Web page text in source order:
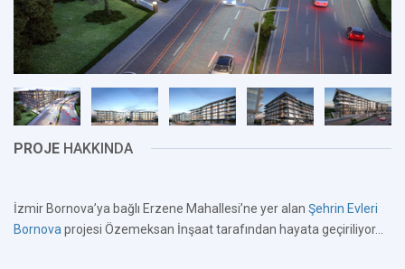
PROJE HAKKINDA
İzmir Bornova’ya bağlı Erzene Mahallesi’ne yer alan Şehrin Evleri
Bornova projesi Özemeksan İnşaat tarafından hayata geçiriliyor...